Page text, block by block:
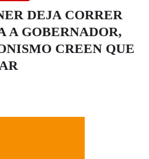
DEJA CORRER
A GOBERNADOR,
CREEN QUE